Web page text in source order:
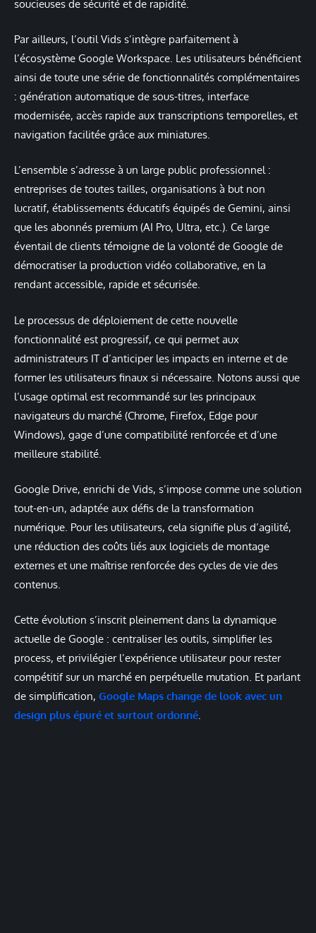
soucieuses de sécurité et de rapidité.
Par ailleurs, l’outil Vids s’intègre parfaitement à
l’écosystème Google Workspace. Les utilisateurs bénéficient
ainsi de toute une série de fonctionnalités complémentaires
: génération automatique de sous-titres, interface
modernisée, accès rapide aux transcriptions temporelles, et
navigation facilitée grâce aux miniatures.
L’ensemble s’adresse à un large public professionnel :
entreprises de toutes tailles, organisations à but non
lucratif, établissements éducatifs équipés de Gemini, ainsi
que les abonnés premium (AI Pro, Ultra, etc.). Ce large
éventail de clients témoigne de la volonté de Google de
démocratiser la production vidéo collaborative, en la
rendant accessible, rapide et sécurisée.
Le processus de déploiement de cette nouvelle
fonctionnalité est progressif, ce qui permet aux
administrateurs IT d’anticiper les impacts en interne et de
former les utilisateurs finaux si nécessaire. Notons aussi que
l’usage optimal est recommandé sur les principaux
navigateurs du marché (Chrome, Firefox, Edge pour
Windows), gage d’une compatibilité renforcée et d’une
meilleure stabilité.
Google Drive, enrichi de Vids, s’impose comme une solution
tout-en-un, adaptée aux défis de la transformation
numérique. Pour les utilisateurs, cela signifie plus d’agilité,
une réduction des coûts liés aux logiciels de montage
externes et une maîtrise renforcée des cycles de vie des
contenus.
Cette évolution s’inscrit pleinement dans la dynamique
actuelle de Google : centraliser les outils, simplifier les
process, et privilégier l’expérience utilisateur pour rester
compétitif sur un marché en perpétuelle mutation. Et parlant
de simplification, Google Maps change de look avec un
design plus épuré et surtout ordonné